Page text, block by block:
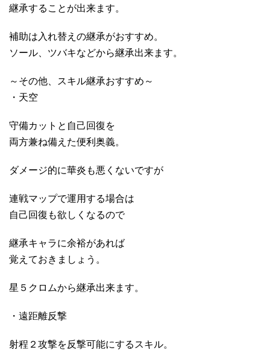
継承することが出来ます。
補助は入れ替えの継承がおすすめ。
ソール、ツバキなどから継承出来ます。
～その他、スキル継承おすすめ～
・天空
守備カットと自己回復を
両方兼ね備えた便利奥義。
ダメージ的に華炎も悪くないですが
連戦マップで運用する場合は
自己回復も欲しくなるので
継承キャラに余裕があれば
覚えておきましょう。
星５クロムから継承出来ます。
・遠距離反撃
射程２攻撃を反撃可能にするスキル。